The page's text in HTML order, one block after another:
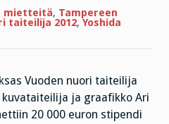
mietteitä, Tampereen
taiteilija 2012,Yoshida
Vuoden nuori taiteilija
ja graafikko Ari
20 000 euron stipendi